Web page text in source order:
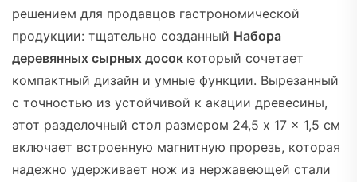
решением для продавцов гастрономической
продукции: тщательно созданный Набора
деревянных сырных досок который сочетает
компактный дизайн и умные функции. Вырезанный
с точностью из устойчивой к акации древесины,
этот разделочный стол размером 24,5 x 17 x 1,5 см
включает встроенную магнитную прорезь, которая
надежно удерживает нож из нержавеющей стали